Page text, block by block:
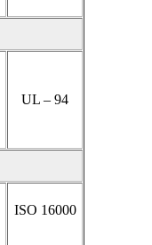
UL – 94
ISO 16000